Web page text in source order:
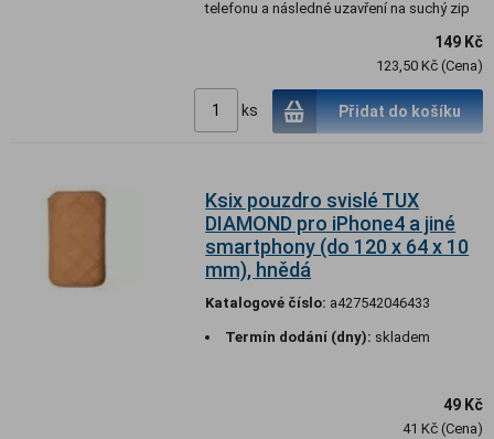
telefonu a následné uzavření na suchý zip
149 Kč
123,50 Kč (Cena)
ks Přidat do košíku
Ksix pouzdro svislé TUX
DIAMOND pro iPhone4 a jiné
smartphony (do 120 x 64 x 10
mm), hnědá
Katalogové číslo: a427542046433
Termín dodání (dny): skladem
49 Kč
41 Kč (Cena)